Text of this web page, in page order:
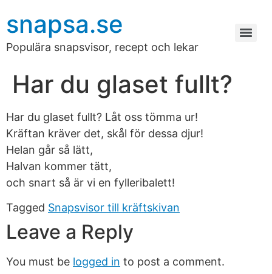
snapsa.se
Populära snapsvisor, recept och lekar
Har du glaset fullt?
Har du glaset fullt? Låt oss tömma ur!
Kräftan kräver det, skål för dessa djur!
Helan går så lätt,
Halvan kommer tätt,
och snart så är vi en fylleribalett!
Tagged Snapsvisor till kräftskivan
Leave a Reply
You must be logged in to post a comment.